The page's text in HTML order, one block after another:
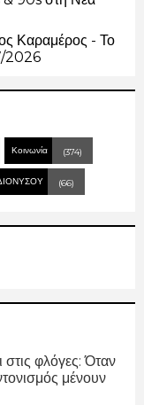
Καραμέρος - Το
2026
Κοινωνία (374)
(66)
φλόγες: Όταν
μένουν